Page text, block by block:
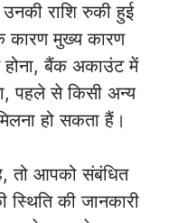
राशि रुकी हुई
कारण मुख्य कारण
होना, बैंक अकाउंट में
पहले से किसी अन्य
हो सकता हैं।
तो आपको संबंधित
की जानकारी